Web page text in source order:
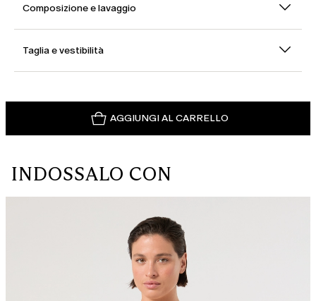
Composizione e lavaggio
Taglia e vestibilità
AGGIUNGI AL CARRELLO
INDOSSALO CON